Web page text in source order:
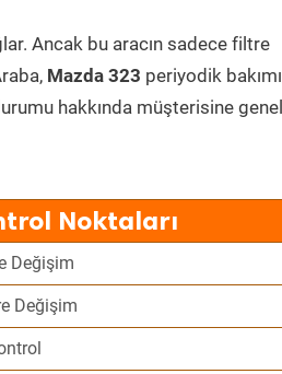
Ancak bu aracın sadece filtre
Mazda 323 periyodik bakımı
hakkında müşterisine
Noktaları
Değişim
Değişim